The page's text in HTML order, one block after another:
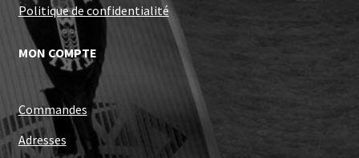
Politique de confidentialité
MON COMPTE
Commandes
Adresses